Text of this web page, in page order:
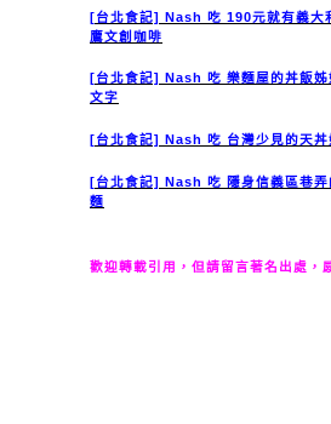
[台北食記] Nash 吃 190元就有義大
鷹文創咖啡
[台北食記] Nash 吃 樂麵屋的丼飯
文字
[台北食記] Nash 吃 台灣少見的天丼
[台北食記] Nash 吃 隱身信義區巷弄
麵
歡迎轉載引用，但請留言著名出處，